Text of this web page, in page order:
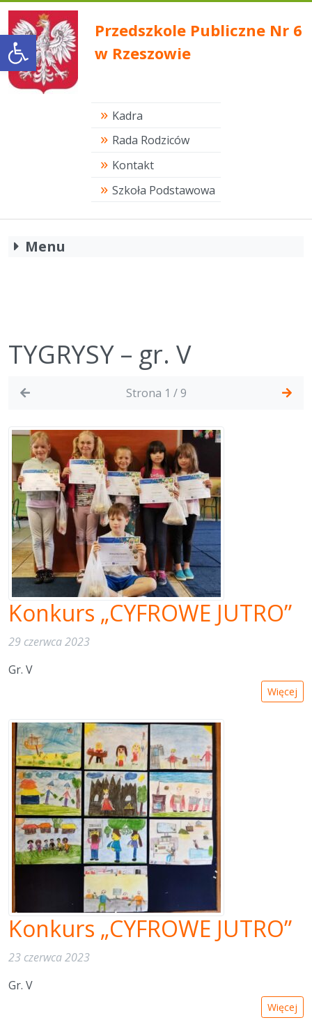
Open toolbarPrzedszkole Publiczne Nr 6
w Rzeszowie
Kadra
Rada Rodziców
Kontakt
Szkoła Podstawowa
Menu
TYGRYSY – gr. V
Strona 1 / 9
Konkurs „CYFROWE JUTRO”
29 czerwca 2023
Gr. V
Więcej
Konkurs „CYFROWE JUTRO”
23 czerwca 2023
Gr. V
Więcej